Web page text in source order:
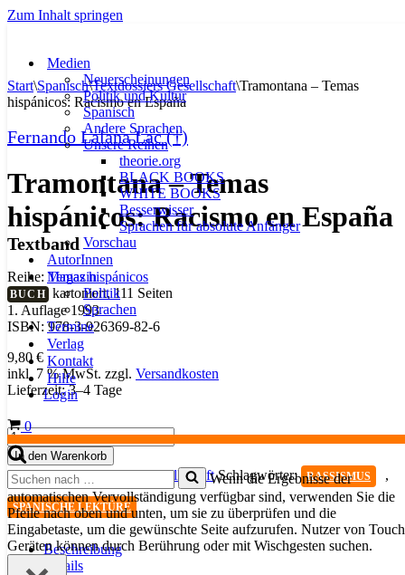
Zum Inhalt springen
Medien
Neuerscheinungen
Politik und Kultur
Spanisch
Andere Sprachen
Unsere Reihen
theorie.org
BLACK BOOKS
WHITE BOOKS
Besserwisser
Sprachen für absolute Anfänger
Vorschau
AutorInnen
Magazin
Politik
Sprachen
Termine
Verlag
Kontakt
Hilfe
Login
Warenkorb
0
Suchen
nach …
Wenn die Ergebnisse der
automatischen Vervollständigung verfügbar sind, verwenden Sie die
Pfeile nach oben und unten, um sie zu überprüfen und die
Eingabetaste, um die gewünschte Seite aufzurufen. Nutzer von
Geräten können durch Berührung oder mit Wischgesten suchen.
Start\Spanisch\Textdossiers Gesellschaft\Tramontana – Temas
hispánicos: Racismo en España
Fernando Lalana Lac (†)
Tramontana – Temas
hispánicos: Racismo en España
Textband
Reihe:Temas hispánicos
BUCH kartoniert, 111 Seiten
1. Auflage 1993
ISBN: 978-3-926369-82-6
9,80€
inkl. 7 % MwSt. zzgl. Versandkosten
Lieferzeit:3–4 Tage
Tramontana
-
Temas
hispánicos:
Racismo
en
España
Menge
In den Warenkorb
Kategorie:Textdossiers Gesellschaft Schlagwörter: RASSISMUS ,
SPANISCHE LEKTÜRE
Beschreibung
Details